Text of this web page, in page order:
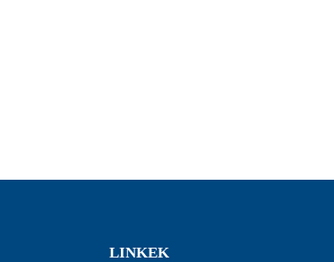
LINKEK